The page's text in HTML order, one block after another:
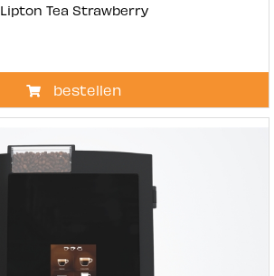
Lipton Tea Strawberry
bestellen